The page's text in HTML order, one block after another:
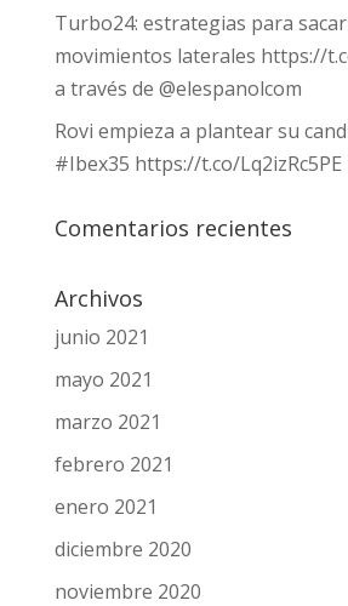
Turbo24: estrategias para
movimientos laterales https://
a través de @elespanolcom
Rovi empieza a plantear su
#Ibex35 https://t.co/Lq2izRc5PE
Comentarios recientes
Archivos
junio 2021
mayo 2021
marzo 2021
febrero 2021
enero 2021
diciembre 2020
noviembre 2020